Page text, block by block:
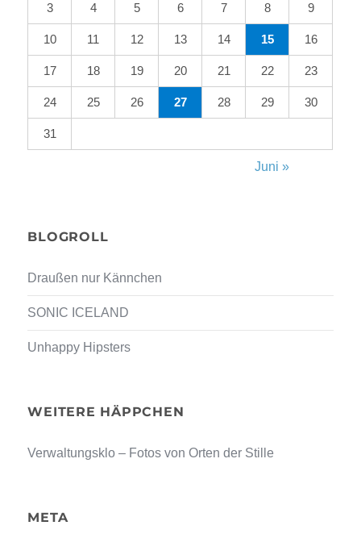
3 4 5 6 7 8 9
10 11 12 13 14 15 16
17 18 19 20 21 22 23
24 25 26 27 28 29 30
31
Juni »
BLOGROLL
Draußen nur Kännchen
SONIC ICELAND
Unhappy Hipsters
WEITERE HÄPPCHEN
Verwaltungsklo – Fotos von Orten der Stille
META